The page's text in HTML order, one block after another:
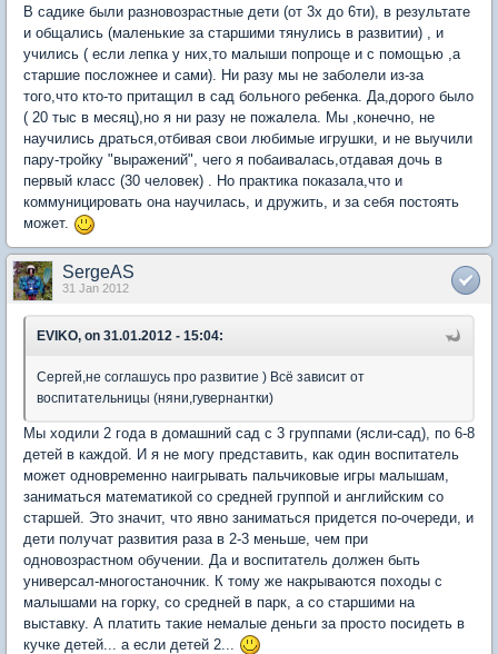
В садике были разновозрастные дети (от 3х до 6ти), в результате
и общались (маленькие за старшими тянулись в развитии) , и
учились ( если лепка у них,то малыши попроще и с помощью ,а
старшие посложнее и сами). Ни разу мы не заболели из-за
того,что кто-то притащил в сад больного ребенка. Да,дорого было
( 20 тыс в месяц),но я ни разу не пожалела. Мы ,конечно, не
научились драться,отбивая свои любимые игрушки, и не выучили
пару-тройку "выражений", чего я побаивалась,отдавая дочь в
первый класс (30 человек) . Но практика показала,что и
коммуницировать она научилась, и дружить, и за себя постоять
может.
SergeAS
31 Jan 2012
EVIKO, on 31.01.2012 - 15:04:
Сергей,не соглашусь про развитие ) Всё зависит от
воспитательницы (няни,гувернантки)
Мы ходили 2 года в домашний сад с 3 группами (ясли-сад), по 6-8
детей в каждой. И я не могу представить, как один воспитатель
может одновременно наигрывать пальчиковые игры малышам,
заниматься математикой со средней группой и английским со
старшей. Это значит, что явно заниматься придется по-очереди, и
дети получат развития раза в 2-3 меньше, чем при
одновозрастном обучении. Да и воспитатель должен быть
универсал-многостаночник. К тому же накрываются походы с
малышами на горку, со средней в парк, а со старшими на
выставку. А платить такие немалые деньги за просто посидеть в
кучке детей... а если детей 2...